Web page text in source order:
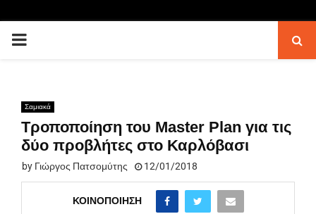
PRIMARY
Σαμιακά
Τροποποίηση του Master Plan για τις
δύο προβλήτες στο Καρλόβασι
by Γιώργος Πατσομύτης 12/01/2018
ΚΟΙΝΟΠΟΊΗΣΗ